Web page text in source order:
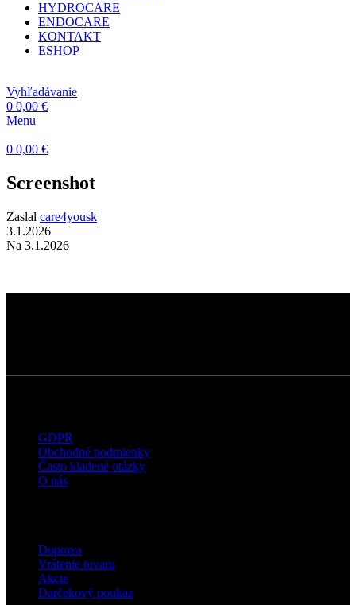
HYDROCARE
ENDOCARE
KONTAKT
ESHOP
Vyhľadávanie
0 0,00 €
Menu
0 0,00 €
Screenshot
Zaslal care4yousk
3.1.2026
Na 3.1.2026
GDPR
Obchodné podmienky
Často kladené otázky
O nás
Doprava
Vrátenie tovaru
Akcie
Darčekový poukaz